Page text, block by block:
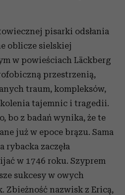
pisarki odsłania
oblicze sielskiej
w powieściach Läckberg
przestrzenią,
traum, kompleksów,
tajemnic i tragedii.
bo z badań wynika, że te
już w epoce brązu. Sama
rybacka zaczęła
w 1746 roku. Szyprem
sukcesy w owych
Zbieżność nazwisk z Ericą,